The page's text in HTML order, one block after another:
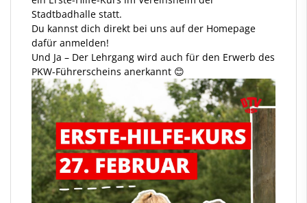
Stadtbadhalle statt.
Du kannst dich direkt bei uns auf der Homepage
dafür anmelden!
Und Ja – Der Lehrgang wird auch für den Erwerb des
PKW-Führerscheins anerkannt 😊